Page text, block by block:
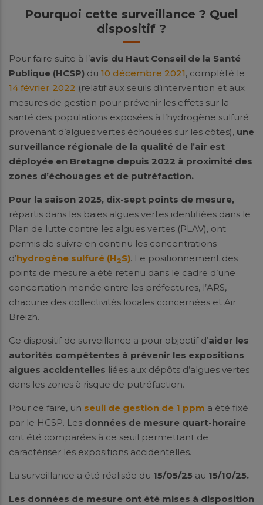
Pourquoi cette surveillance ? Quel
dispositif ?
Pour faire suite à l’avis du Haut Conseil de la Santé
Publique (HCSP) du 10 décembre 2021, complété le
14 février 2022 (relatif aux seuils d’intervention et aux
mesures de gestion pour prévenir les effets sur la
santé des populations exposées à l’hydrogène sulfuré
provenant d’algues vertes échouées sur les côtes), une
surveillance régionale de la qualité de l’air est
déployée en Bretagne depuis 2022 à proximité des
zones d’échouages et de putréfaction.
Pour la saison 2025, dix-sept points de mesure,
répartis dans les baies algues vertes identifiées dans le
Plan de lutte contre les algues vertes (PLAV), ont
permis de suivre en continu les concentrations
d’hydrogène sulfuré (H2S). Le positionnement des
points de mesure a été retenu dans le cadre d’une
concertation menée entre les préfectures, l’ARS,
chacune des collectivités locales concernées et Air
Breizh.
Ce dispositif de surveillance a pour objectif d’aider les
autorités compétentes à prévenir les expositions
aigues accidentelles liées aux dépôts d’algues vertes
dans les zones à risque de putréfaction.
Pour ce faire, un seuil de gestion de 1 ppm a été fixé
par le HCSP. Les données de mesure quart-horaire
ont été comparées à ce seuil permettant de
caractériser les expositions accidentelles.
La surveillance a été réalisée du 15/05/25 au 15/10/25.
Les données de mesure ont été mises à disposition